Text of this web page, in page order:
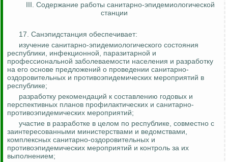
III. Содержание работы санитарно-эпидемиологической
станции
17. Санэпидстанция обеспечивает:
изучение санитарно-эпидемиологического состояния
республики, инфекционной, паразитарной и
профессиональной заболеваемости населения и разработку
на его основе предложений о проведении санитарно-
оздоровительных и противоэпидемических мероприятий в
республике;
разработку рекомендаций к составлению годовых и
перспективных планов профилактических и санитарно-
противоэпидемических мероприятий;
участие в разработке в целом по республике, совместно с
заинтересованными министерствами и ведомствами,
комплексных санитарно-оздоровительных и
противоэпидемических мероприятий и контроль за их
выполнением;